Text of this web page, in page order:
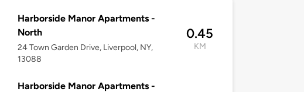
Harborside Manor Apartments -
North
24 Town Garden Drive, Liverpool, NY,
13088
0.45
KM
Harborside Manor Apartments -